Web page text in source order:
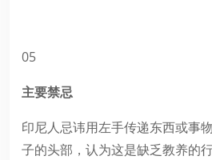
05
主要禁忌
印尼人忌讳用左手传递东西或事
子的头部，认为这是缺乏教养的